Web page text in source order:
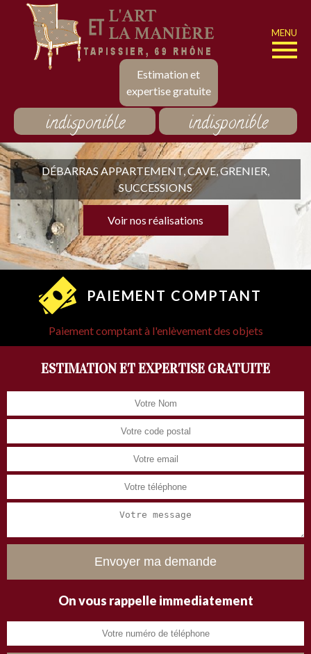
Estimation et
expertise gratuite
MENU
indisponible indisponible
DÉBARRAS APPARTEMENT, CAVE, GRENIER,
SUCCESSIONS
Voir nos réalisations
PAIEMENT COMPTANT
Paiement comptant à l'enlèvement des objets
ESTIMATION ET EXPERTISE GRATUITE
On vous rappelle immediatement